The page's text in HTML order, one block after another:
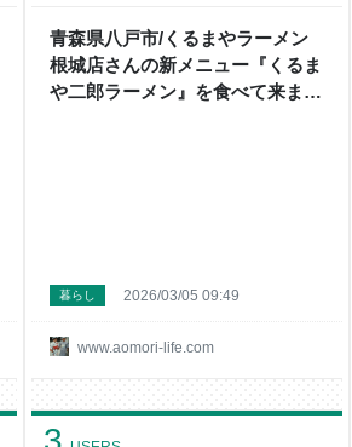
青森県八戸市/くるまやラーメン
根城店さんの新メニュー『くるま
や二郎ラーメン』を食べて来まし
www.aomori-life.com
暮らし 2026/03/05 09:49